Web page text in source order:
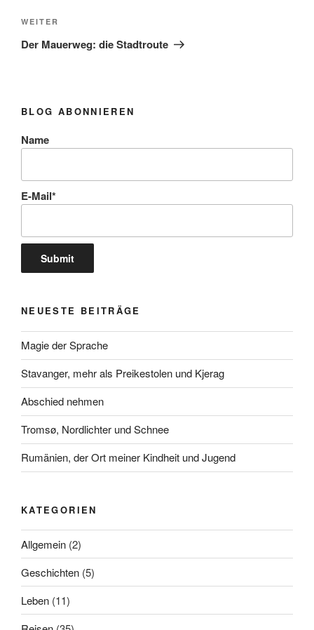
Nächster
Beitrag
WEITER
Der Mauerweg: die Stadtroute
BLOG ABONNIEREN
Name
E-Mail*
NEUESTE BEITRÄGE
Magie der Sprache
Stavanger, mehr als Preikestolen und Kjerag
Abschied nehmen
Tromsø, Nordlichter und Schnee
Rumänien, der Ort meiner Kindheit und Jugend
KATEGORIEN
Allgemein (2)
Geschichten (5)
Leben (11)